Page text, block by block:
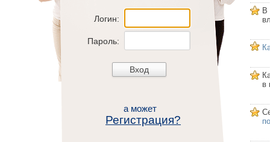
Логин:
Пароль:
а может
Регистрация?
В
в